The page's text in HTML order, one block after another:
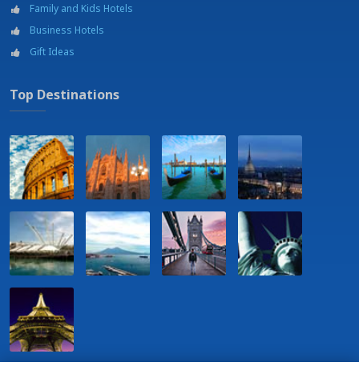
Family and Kids Hotels
Business Hotels
Gift Ideas
Top Destinations